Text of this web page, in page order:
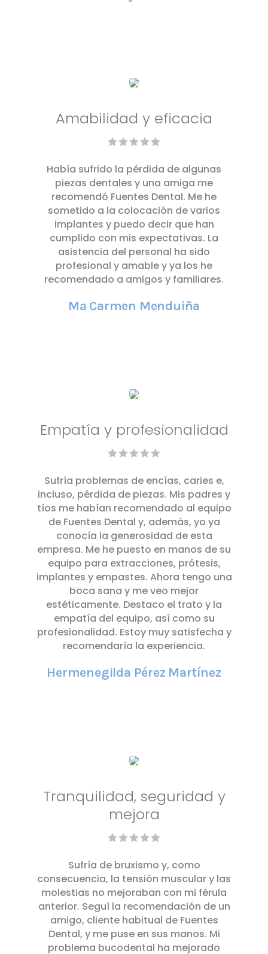
Amabilidad y eficacia
Había sufrido la pérdida de algunas
piezas dentales y una amiga me
recomendó Fuentes Dental. Me he
sometido a la colocación de varios
implantes y puedo decir que han
cumplido con mis expectativas. La
asistencia del personal ha sido
profesional y amable y ya los he
recomendado a amigos y familiares.
Mª Carmen Menduiña
Empatía y profesionalidad
Sufría problemas de encías, caries e,
incluso, pérdida de piezas. Mis padres y
tíos me habían recomendado al equipo
de Fuentes Dental y, además, yo ya
conocía la generosidad de esta
empresa. Me he puesto en manos de su
equipo para extracciones, prótesis,
implantes y empastes. Ahora tengo una
boca sana y me veo mejor
estéticamente. Destaco el trato y la
empatía del equipo, así como su
profesionalidad. Estoy muy satisfecha y
recomendaría la experiencia.
Hermenegilda Pérez Martínez
Tranquilidad, seguridad y
mejora
Sufría de bruxismo y, como
consecuencia, la tensión muscular y las
molestias no mejoraban con mi férula
anterior. Seguí la recomendación de un
amigo, cliente habitual de Fuentes
Dental, y me puse en sus manos. Mi
problema bucodental ha mejorado